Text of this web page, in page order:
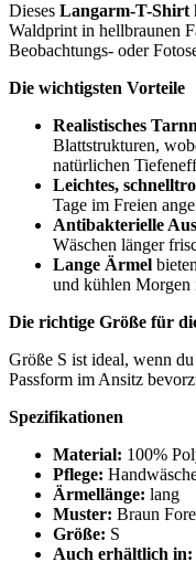
Dieses Langarm-T-Shirt
Waldprint in hellbraunen
Beobachtungs- oder
Die wichtigsten Vorteile
Realistisches
Blattstrukturen,
natürlichen
Leichtes,
Tage im Freien
Antibakterielle
Wäschen länger
Lange Ärmel
und kühlen Morgen
Die richtige Größe für
Größe S ist ideal, wenn
Passform im Ansitz
Spezifikationen
Material: 100%
Pflege:
Ärmellänge: lang
Muster: Braun
Größe: S
Auch erhältlich in: